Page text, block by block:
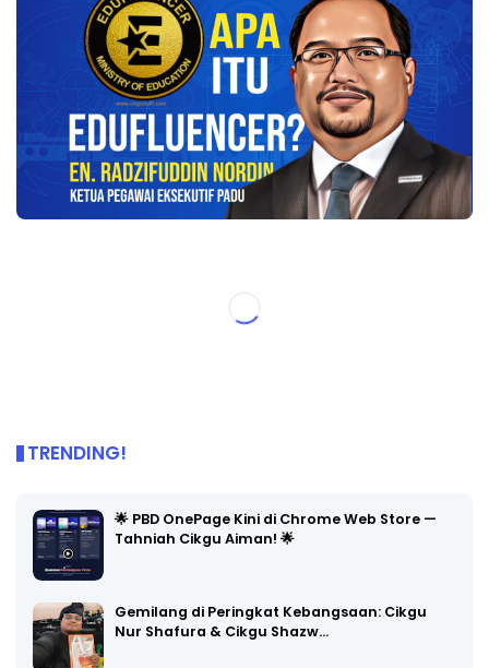
TRENDING!
🌟 PBD OnePage Kini di Chrome Web Store —
Tahniah Cikgu Aiman! 🌟
Gemilang di Peringkat Kebangsaan: Cikgu
Nur Shafura & Cikgu Shazw…